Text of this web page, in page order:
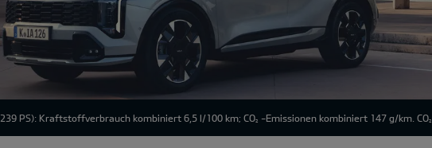
PS): Kraftstoffverbrauch kombiniert 6,5 l/100 km; CO2 -Emissionen kombiniert 147 g/km. CO2